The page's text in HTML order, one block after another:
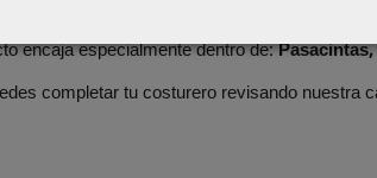
encaja especialmente dentro de:
completar tu costurero revisando nuestra